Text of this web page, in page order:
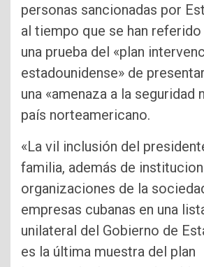
personas sancionadas por
al tiempo que se han
una prueba del «plan
estadounidense» de
una «amenaza a la seguridad
país norteamericano.
«La vil inclusión del
familia, además de
organizaciones de la
empresas cubanas en una
unilateral del Gobierno de
es la última muestra del plan